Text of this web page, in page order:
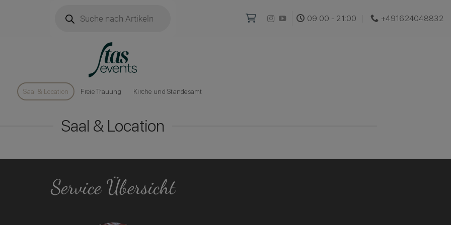
search
09:00 - 21:00 +491624048832‬
Saal & Location Freie Trauung Kirche und Standesamt
Saal & Location
Service Übersicht